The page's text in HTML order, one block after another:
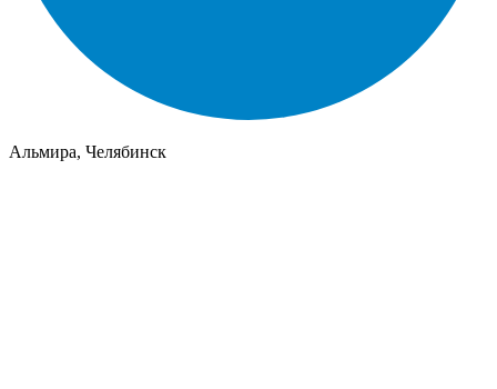
Альмира, Челябинск